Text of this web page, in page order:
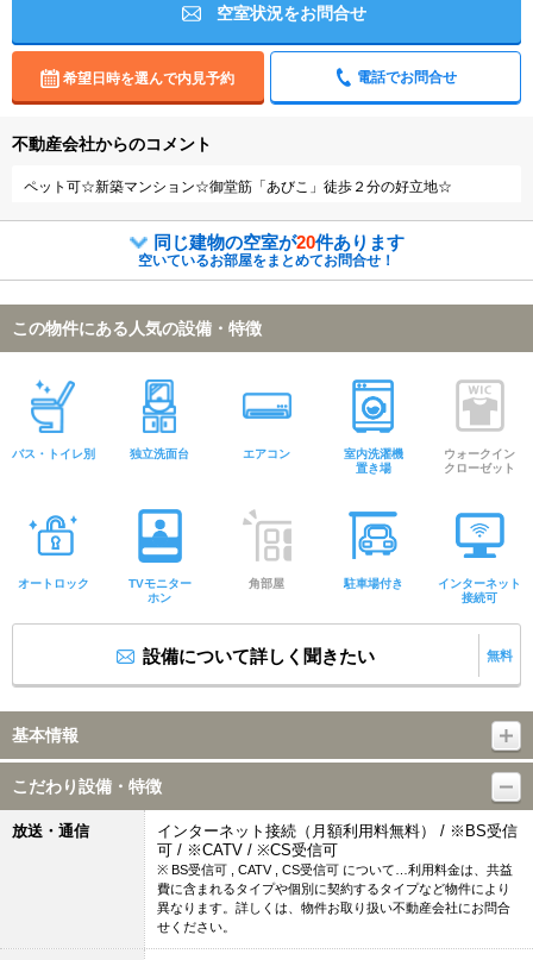
空室状況をお問合せ
希望日時を選んで内見予約 電話でお問合せ
不動産会社からのコメント
ペット可☆新築マンション☆御堂筋「あびこ」徒歩２分の好立地☆
同じ建物の空室が20件あります
空いているお部屋をまとめてお問合せ！
この物件にある人気の設備・特徴
バス・トイレ別 独立洗面台 エアコン
室内洗濯機
置き場
ウォークイン
クローゼット
オートロック
TVモニター
ホン
角部屋 駐車場付き
インターネット
接続可
設備について詳しく聞きたい 無料
基本情報
こだわり設備・特徴
放送・通信
インターネット接続（月額利用料無料） / ※BS受信
可 / ※CATV / ※CS受信可
※ BS受信可 , CATV , CS受信可 について…利用料金は、共益
費に含まれるタイプや個別に契約するタイプなど物件により
異なります。詳しくは、物件お取り扱い不動産会社にお問合
せください。